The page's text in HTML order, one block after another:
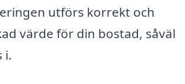
utförs korrekt och
värde för din bostad, såväl
i.